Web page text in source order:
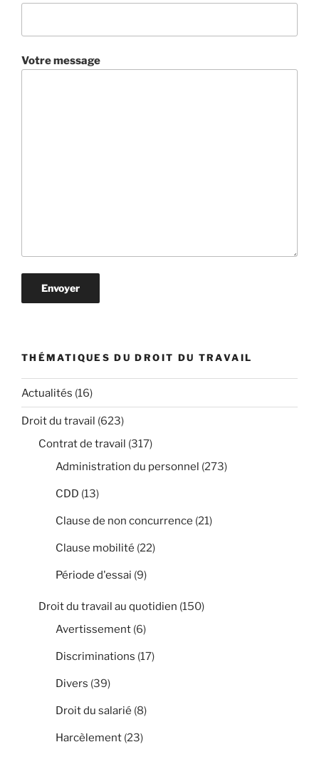
Votre message
THÉMATIQUES DU DROIT DU TRAVAIL
Actualités (16)
Droit du travail (623)
Contrat de travail (317)
Administration du personnel (273)
CDD (13)
Clause de non concurrence (21)
Clause mobilité (22)
Période d'essai (9)
Droit du travail au quotidien (150)
Avertissement (6)
Discriminations (17)
Divers (39)
Droit du salarié (8)
Harcèlement (23)